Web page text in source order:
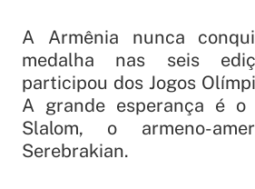
A Armênia nunca
medalha nas seis
participou dos Jogos
A grande esperança é o
Slalom, o armeno-
Serebrakian.